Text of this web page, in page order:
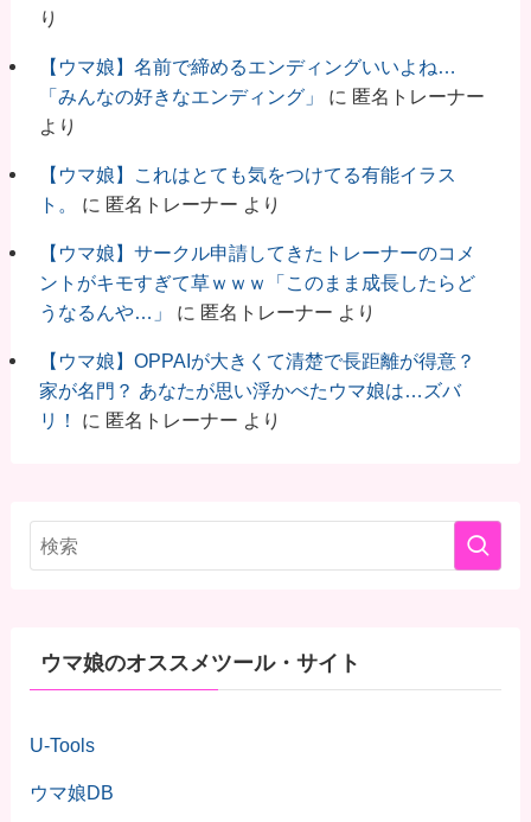
り
【ウマ娘】名前で締めるエンディングいいよね…
「みんなの好きなエンディング」
に 匿名トレーナー
より
【ウマ娘】これはとても気をつけてる有能イラス
ト。
に 匿名トレーナー より
【ウマ娘】サークル申請してきたトレーナーのコメ
ントがキモすぎて草ｗｗｗ「このまま成長したらど
うなるんや…」
に 匿名トレーナー より
【ウマ娘】OPPAIが大きくて清楚で長距離が得意？
家が名門？ あなたが思い浮かべたウマ娘は…ズバ
リ！
に 匿名トレーナー より
ウマ娘のオススメツール・サイト
U-Tools
ウマ娘DB